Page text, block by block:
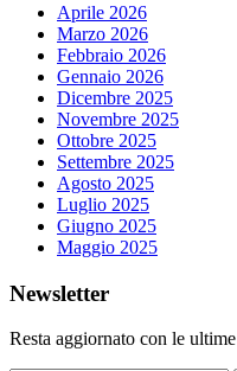
Aprile 2026
Marzo 2026
Febbraio 2026
Gennaio 2026
Dicembre 2025
Novembre 2025
Ottobre 2025
Settembre 2025
Agosto 2025
Luglio 2025
Giugno 2025
Maggio 2025
Newsletter
Resta aggiornato con le